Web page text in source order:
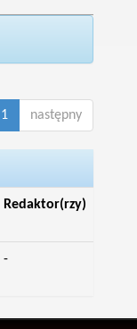
1 następny
Redaktor(rzy)
-